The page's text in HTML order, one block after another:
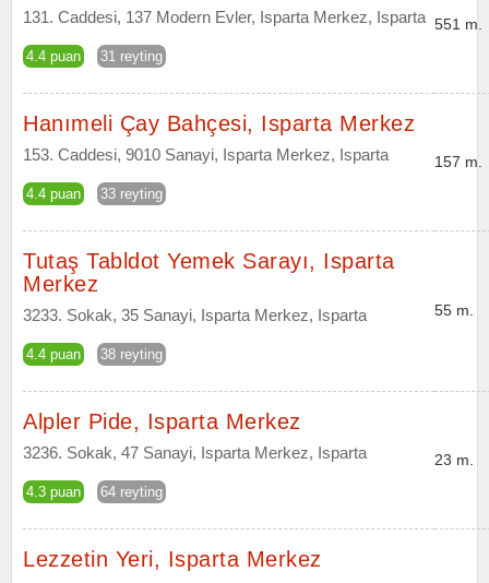
131. Caddesi, 137 Modern Evler, Isparta Merkez, Isparta
4.4 puan 31 reyting
551 m.
Hanımeli Çay Bahçesi, Isparta Merkez
153. Caddesi, 9010 Sanayi, Isparta Merkez, Isparta
4.4 puan 33 reyting
157 m.
Tutaş Tabldot Yemek Sarayı, Isparta
Merkez
3233. Sokak, 35 Sanayi, Isparta Merkez, Isparta
4.4 puan 38 reyting
55 m.
Alpler Pide, Isparta Merkez
3236. Sokak, 47 Sanayi, Isparta Merkez, Isparta
4.3 puan 64 reyting
23 m.
Lezzetin Yeri, Isparta Merkez